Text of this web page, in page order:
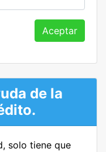
Aceptar
de la
solo tiene que